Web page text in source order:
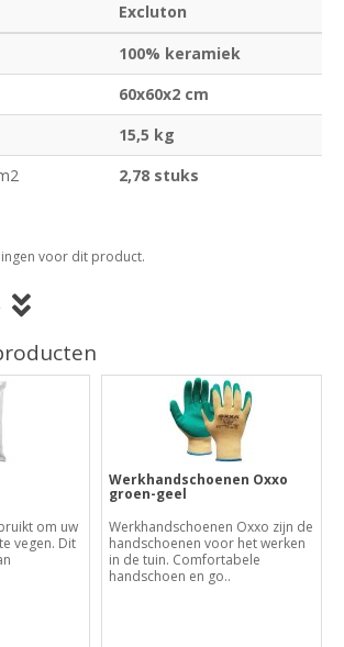
Excluton
100% keramiek
60x60x2 cm
15,5 kg
2,78 stuks
voor dit product.
om uw
vegen. Dit
Werkhandschoenen Oxxo
groen-geel
Werkhandschoenen Oxxo zijn de
handschoenen voor het werken
in de tuin. Comfortabele
handschoen en go..